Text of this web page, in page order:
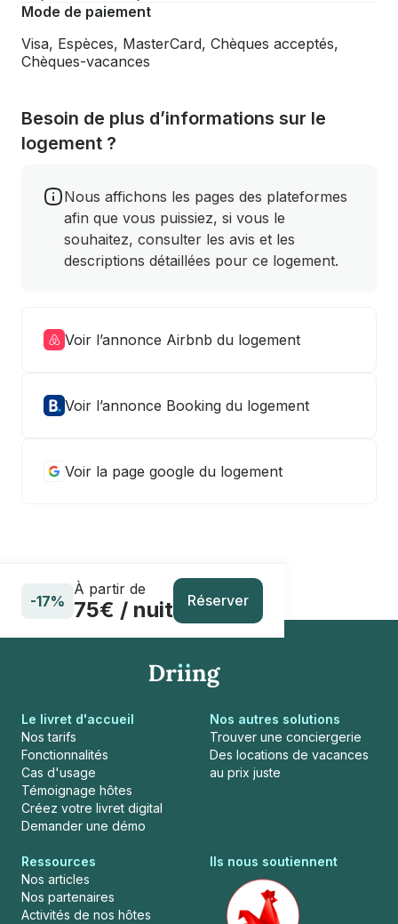
Mode de paiement
Visa, Espèces, MasterCard, Chèques acceptés,
Chèques-vacances
Besoin de plus d’informations sur le
logement ?
Nous affichons les pages des plateformes
afin que vous puissiez, si vous le
souhaitez, consulter les avis et les
descriptions détaillées pour ce logement.
Voir l’annonce Airbnb du logement
Voir l’annonce Booking du logement
Voir la page google du logement
-17%
À partir de
75€ / nuit Réserver
Le livret d'accueil
Nos tarifs
Fonctionnalités
Cas d'usage
Témoignage hôtes
Créez votre livret digital
Demander une démo
Nos autres solutions
Trouver une conciergerie
Des locations de vacances
au prix juste
Ressources
Nos articles
Nos partenaires
Activités de nos hôtes
Ils nous soutiennent